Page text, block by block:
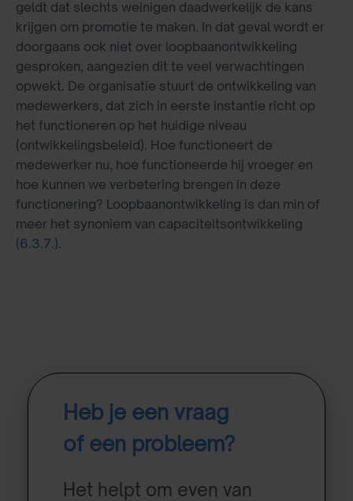
geldt dat slechts weinigen daadwerkelijk de kans
krijgen om promotie te maken. In dat geval wordt er
doorgaans ook niet over loopbaanontwikkeling
gesproken, aangezien dit te veel verwachtingen
opwekt. De organisatie stuurt de ontwikkeling van
medewerkers, dat zich in eerste instantie richt op
het functioneren op het huidige niveau
(ontwikkelingsbeleid). Hoe functioneert de
medewerker nu, hoe functioneerde hij vroeger en
hoe kunnen we verbetering brengen in deze
functionering? Loopbaanontwikkeling is dan min of
meer het synoniem van capaciteitsontwikkeling
(6.3.7.).
Heb je een vraag
of een probleem?
Het helpt om even van